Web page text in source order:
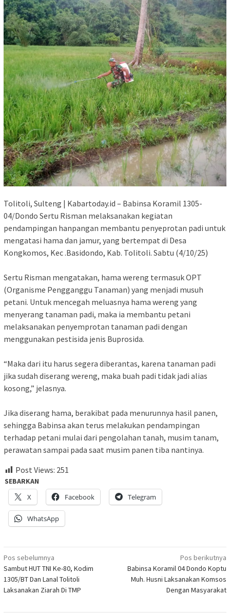
Tolitoli, Sulteng | Kabartoday.id – Babinsa Koramil 1305-
04/Dondo Sertu Risman melaksanakan kegiatan
pendampingan hanpangan membantu penyeprotan padi untuk
mengatasi hama dan jamur, yang bertempat di Desa
Kongkomos, Kec .Basidondo, Kab. Tolitoli. Sabtu (4/10/25)
Sertu Risman mengatakan, hama wereng termasuk OPT
(Organisme Pengganggu Tanaman) yang menjadi musuh
petani. Untuk mencegah meluasnya hama wereng yang
menyerang tanaman padi, maka ia membantu petani
melaksanakan penyemprotan tanaman padi dengan
menggunakan pestisida jenis Buprosida.
“Maka dari itu harus segera diberantas, karena tanaman padi
jika sudah diserang wereng, maka buah padi tidak jadi alias
kosong,” jelasnya.
Jika diserang hama, berakibat pada menurunnya hasil panen,
sehingga Babinsa akan terus melakukan pendampingan
terhadap petani mulai dari pengolahan tanah, musim tanam,
perawatan sampai pada saat musim panen tiba nantinya.
Post Views: 251
SEBARKAN
X
Facebook Telegram
WhatsApp
Navigasi
pos
Pos sebelumnya
Sambut HUT TNI Ke-80, Kodim
1305/BT Dan Lanal Tolitoli
Laksanakan Ziarah Di TMP
Pos berikutnya
Babinsa Koramil 04 Dondo Koptu
Muh. Husni Laksanakan Komsos
Dengan Masyarakat